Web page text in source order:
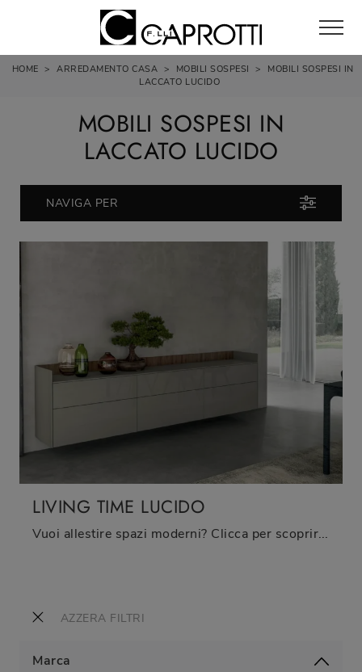
HOME > ARREDAMENTO CASA > MOBILI SOSPESI >
MOBILI SOSPESI IN
LACCATO LUCIDO
MOBILI SOSPESI IN
LACCATO LUCIDO
AZZERA FILTRI
Marca
NAVIGA PER
LIVING TIME LUCIDO
Vuoi allestire spazi moderni? Clicca per scoprire il mobile soggiorno Living Time Lucido in laccato lucido della firma Arredo3!